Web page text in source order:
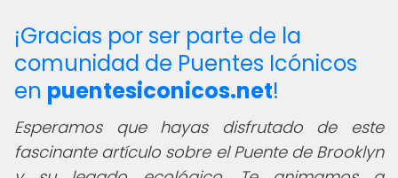
¡Gracias por ser parte de la
comunidad de Puentes Icónicos
en puentesiconicos.net!
Esperamos que hayas disfrutado de este
fascinante artículo sobre el Puente de Brooklyn